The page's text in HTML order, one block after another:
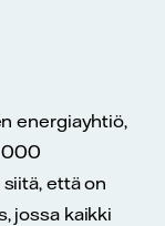
energiayhtiö,
000
että on
jossa kaikki